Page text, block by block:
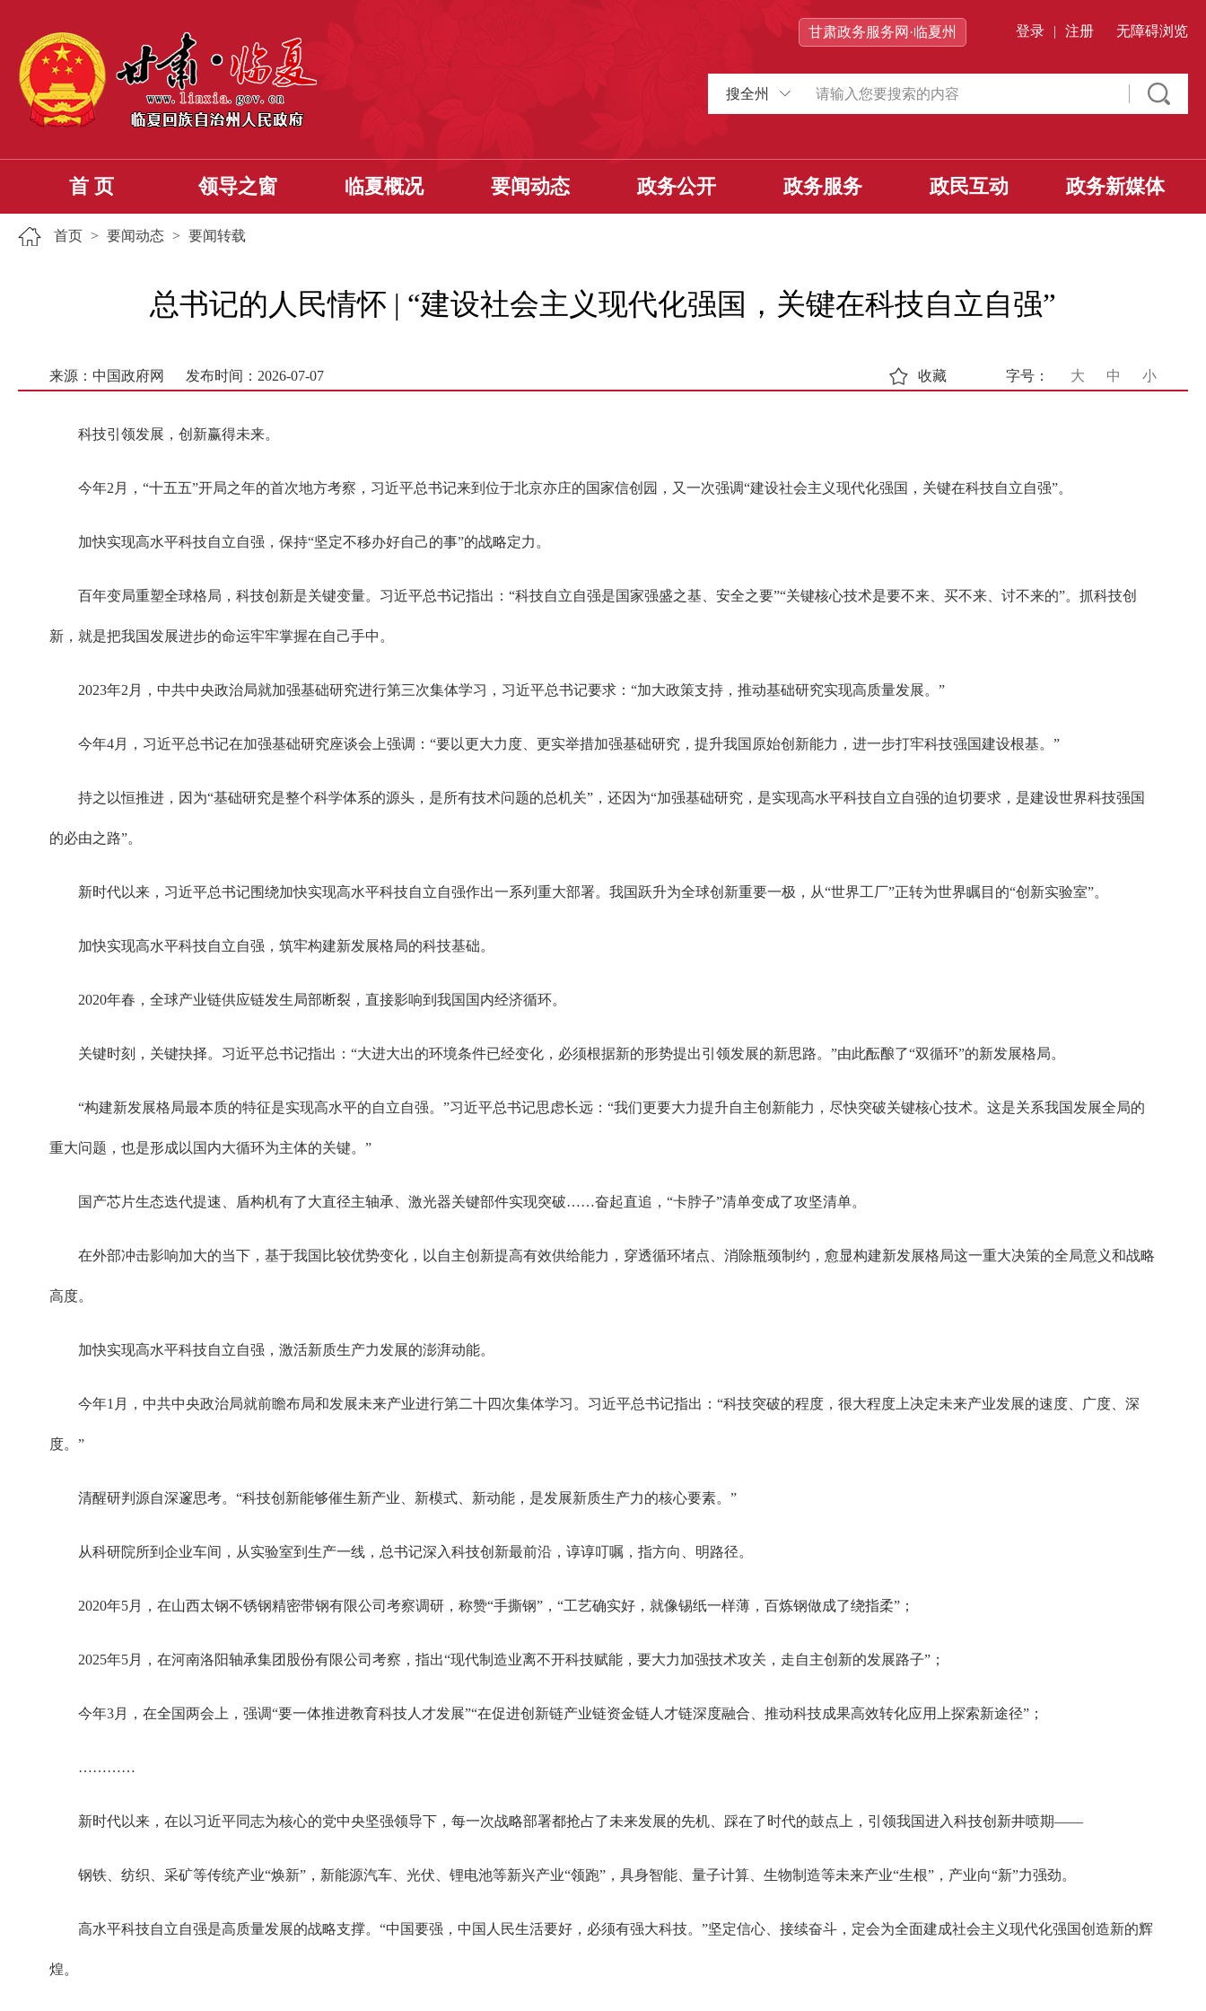
甘肃政务服务网·临夏州 登录 | 注册 无障碍浏览
搜全州
首 页 领导之窗 临夏概况 要闻动态 政务公开 政务服务 政民互动 政务新媒体
首页 > 要闻动态 > 要闻转载
总书记的人民情怀 | “建设社会主义现代化强国，关键在科技自立自强”
来源：中国政府网 发布时间：2026-07-07 字号： 大 中 小
收藏
科技引领发展，创新赢得未来。
今年2月，“十五五”开局之年的首次地方考察，习近平总书记来到位于北京亦庄的国家信创园，又一次强调“建设社会主义现代化强国，关键在科技自立自强”。
加快实现高水平科技自立自强，保持“坚定不移办好自己的事”的战略定力。
百年变局重塑全球格局，科技创新是关键变量。习近平总书记指出：“科技自立自强是国家强盛之基、安全之要”“关键核心技术是要不来、买不来、讨不来的”。抓科技创
新，就是把我国发展进步的命运牢牢掌握在自己手中。
2023年2月，中共中央政治局就加强基础研究进行第三次集体学习，习近平总书记要求：“加大政策支持，推动基础研究实现高质量发展。”
今年4月，习近平总书记在加强基础研究座谈会上强调：“要以更大力度、更实举措加强基础研究，提升我国原始创新能力，进一步打牢科技强国建设根基。”
持之以恒推进，因为“基础研究是整个科学体系的源头，是所有技术问题的总机关”，还因为“加强基础研究，是实现高水平科技自立自强的迫切要求，是建设世界科技强国
的必由之路”。
新时代以来，习近平总书记围绕加快实现高水平科技自立自强作出一系列重大部署。我国跃升为全球创新重要一极，从“世界工厂”正转为世界瞩目的“创新实验室”。
加快实现高水平科技自立自强，筑牢构建新发展格局的科技基础。
2020年春，全球产业链供应链发生局部断裂，直接影响到我国国内经济循环。
关键时刻，关键抉择。习近平总书记指出：“大进大出的环境条件已经变化，必须根据新的形势提出引领发展的新思路。”由此酝酿了“双循环”的新发展格局。
“构建新发展格局最本质的特征是实现高水平的自立自强。”习近平总书记思虑长远：“我们更要大力提升自主创新能力，尽快突破关键核心技术。这是关系我国发展全局的
重大问题，也是形成以国内大循环为主体的关键。”
国产芯片生态迭代提速、盾构机有了大直径主轴承、激光器关键部件实现突破……奋起直追，“卡脖子”清单变成了攻坚清单。
在外部冲击影响加大的当下，基于我国比较优势变化，以自主创新提高有效供给能力，穿透循环堵点、消除瓶颈制约，愈显构建新发展格局这一重大决策的全局意义和战略
高度。
加快实现高水平科技自立自强，激活新质生产力发展的澎湃动能。
今年1月，中共中央政治局就前瞻布局和发展未来产业进行第二十四次集体学习。习近平总书记指出：“科技突破的程度，很大程度上决定未来产业发展的速度、广度、深
度。”
清醒研判源自深邃思考。“科技创新能够催生新产业、新模式、新动能，是发展新质生产力的核心要素。”
从科研院所到企业车间，从实验室到生产一线，总书记深入科技创新最前沿，谆谆叮嘱，指方向、明路径。
2020年5月，在山西太钢不锈钢精密带钢有限公司考察调研，称赞“手撕钢”，“工艺确实好，就像锡纸一样薄，百炼钢做成了绕指柔”；
2025年5月，在河南洛阳轴承集团股份有限公司考察，指出“现代制造业离不开科技赋能，要大力加强技术攻关，走自主创新的发展路子”；
今年3月，在全国两会上，强调“要一体推进教育科技人才发展”“在促进创新链产业链资金链人才链深度融合、推动科技成果高效转化应用上探索新途径”；
…………
新时代以来，在以习近平同志为核心的党中央坚强领导下，每一次战略部署都抢占了未来发展的先机、踩在了时代的鼓点上，引领我国进入科技创新井喷期——
钢铁、纺织、采矿等传统产业“焕新”，新能源汽车、光伏、锂电池等新兴产业“领跑”，具身智能、量子计算、生物制造等未来产业“生根”，产业向“新”力强劲。
高水平科技自立自强是高质量发展的战略支撑。“中国要强，中国人民生活要好，必须有强大科技。”坚定信心、接续奋斗，定会为全面建成社会主义现代化强国创造新的辉
煌。